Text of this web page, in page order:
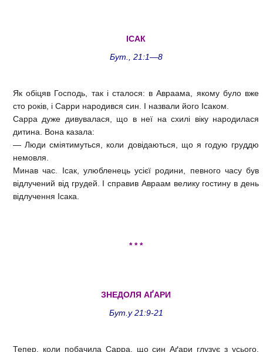
ІСАК
Бут., 21:1—8
Як обіцяв Господь, так і сталося: в Авраама, якому було вже
сто років, і Сарри народився син. І назвали його Ісаком.
Сарра дуже дивувалася, що в неї на схилі віку народилася
дитина. Вона казала:
— Люди сміятимуться, коли довідаються, що я годую груддю
немовля.
Минав час. Ісак, улюбленець усієї родини, певного часу був
відлучений від грудей. І справив Авраам велику гостину в день
відлучення Ісака.
* * *
ЗНЕДОЛЯ АҐАРИ
Бут.у 21:9-21
Тепер, коли побачила Сарра, що син Аґари глузує з усього,